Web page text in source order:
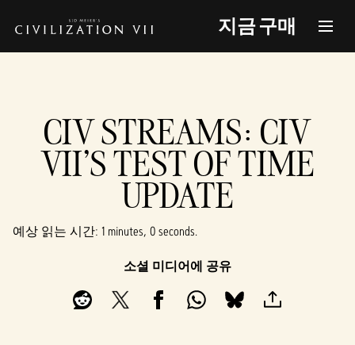
지금 구매
CIV STREAMS: CIV
VII'S TEST OF TIME
UPDATE
예상 읽는 시간 1 minutes, 0 seconds
소셜 미디어에 공유